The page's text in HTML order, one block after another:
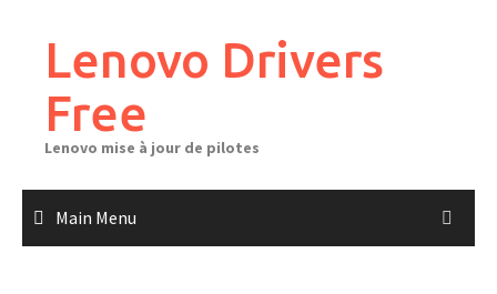
contentLenovo Drivers
Free
Lenovo mise à jour de pilotes
Main Menu